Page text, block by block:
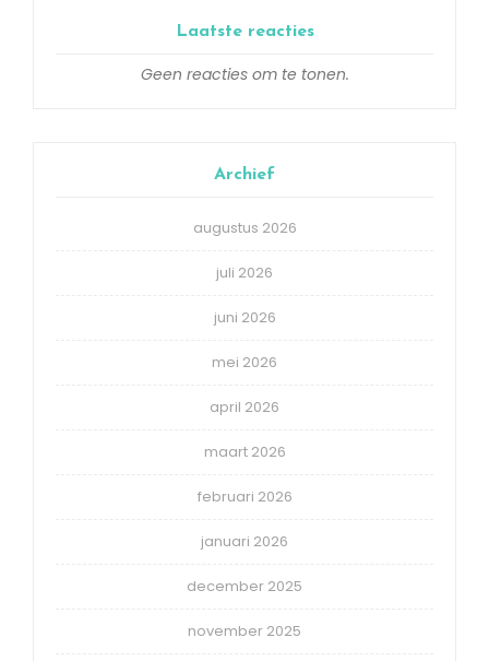
Laatste reacties
Geen reacties om te tonen.
Archief
augustus 2026
juli 2026
juni 2026
mei 2026
april 2026
maart 2026
februari 2026
januari 2026
december 2025
november 2025